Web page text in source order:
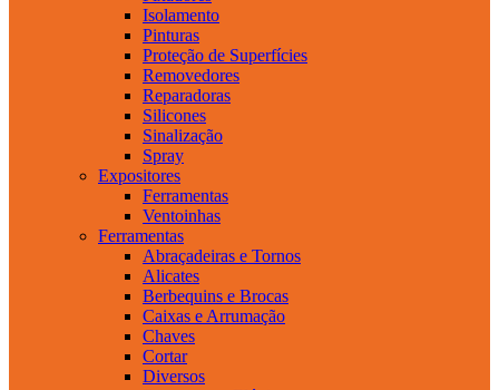
Isolamento
Pinturas
Proteção de Superfícies
Removedores
Reparadoras
Silicones
Sinalização
Spray
Expositores
Ferramentas
Ventoinhas
Ferramentas
Abraçadeiras e Tornos
Alicates
Berbequins e Brocas
Caixas e Arrumação
Chaves
Cortar
Diversos